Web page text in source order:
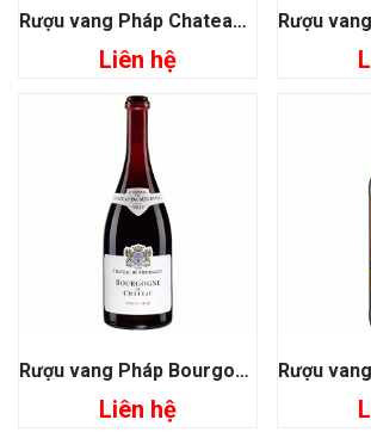
Rượu vang Pháp Chateau Batailley Pauillac
Liên hệ
Rượu vang Pháp Bourgogne Du Chateau
Liên hệ